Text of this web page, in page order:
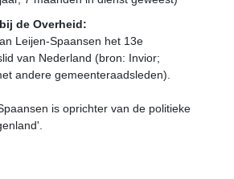
de Overheid:
Leijen-Spaansen het 13e
van Nederland (bron: Invior;
andere gemeenteraadsleden).
is oprichter van de politieke